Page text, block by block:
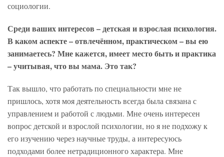
социологии.
Среди ваших интересов – детская и взрослая психология.
В каком аспекте – отвлечённом, практическом – вы ею
занимаетесь? Мне кажется, имеет место быть и практика
– учитывая, что вы мама. Это так?
Так вышло, что работать по специальности мне не
пришлось, хотя моя деятельность всегда была связана с
управлением и работой с людьми. Мне очень интересен
вопрос детской и взрослой психологии, но я не подхожу к
его изучению через научные труды, а интересуюсь
подходами более нетрадиционного характера. Мне